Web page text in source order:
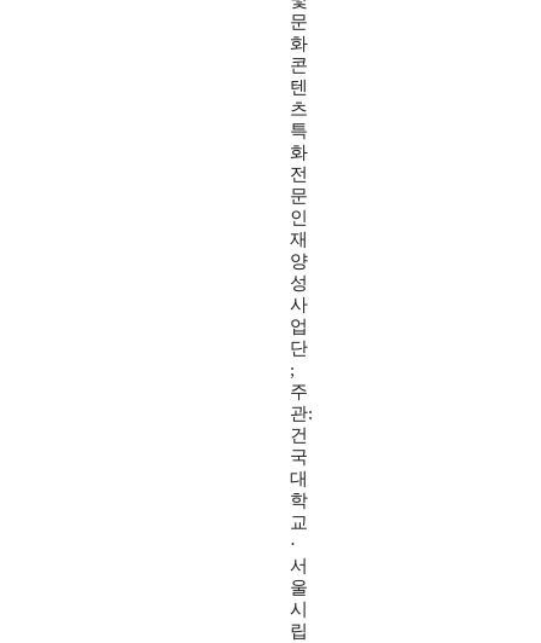
문
화
콘
텐
츠
특
화
전
문
인
재
양
성
사
업
단
;
주
관:
건
국
대
학
교
·
서
울
시
립